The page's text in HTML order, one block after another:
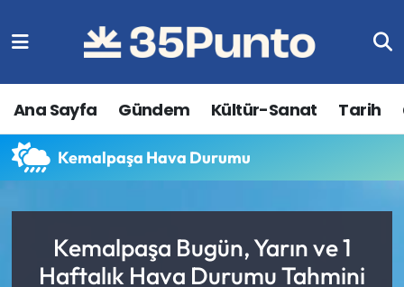
Ana Sayfa Gündem Kültür-Sanat Tarih
Kemalpaşa Hava Durumu
Kemalpaşa Bugün, Yarın ve 1
Haftalık Hava Durumu Tahmini